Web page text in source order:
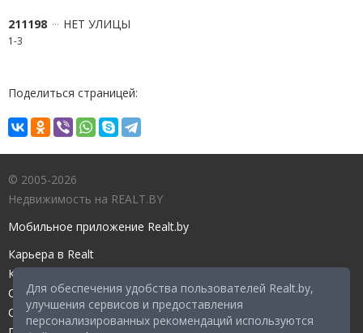
Для обеспечения удобства пользователей Realt.by,
улучшения сервисов и предоставления
персонализированных рекомендаций используются
211198 НЕТ УЛИЦЫ
1-3
Поделиться страницей:
© 2005-2026
Недвижимость на REALT.BY
Мобильное приложение Realt.by
Карьера в Realt
Контакты редакции
Справочный центр
Служба поддержки